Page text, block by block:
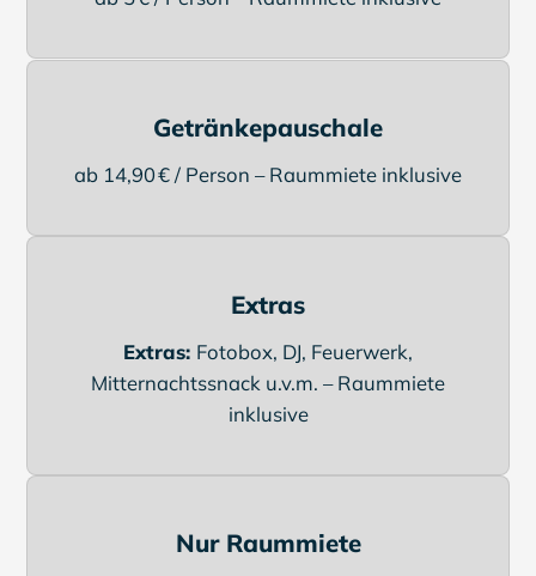
Getränkepauschale
ab 14,90 € / Person – Raummiete inklusive
Extras
Extras: Fotobox, DJ, Feuerwerk,
Mitternachtssnack u.v.m. – Raummiete
inklusive
Nur Raummiete